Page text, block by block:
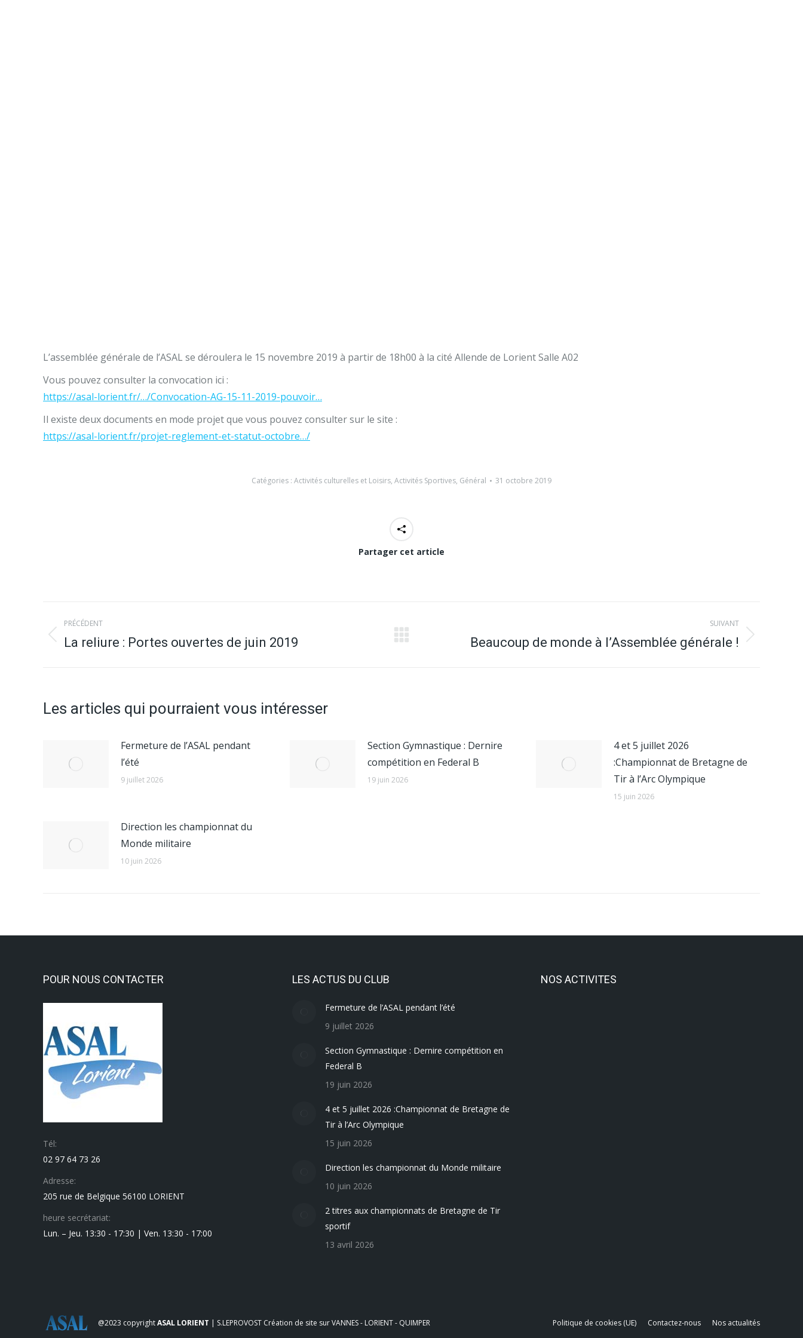
L’assemblée générale de l’ASAL se déroulera le 15 novembre 2019 à partir de 18h00 à la cité Allende de Lorient Salle A02
Vous pouvez consulter la convocation ici :
https://asal-lorient.fr/…/Convocation-AG-15-11-2019-pouvoir…
Il existe deux documents en mode projet que vous pouvez consulter sur le site :
https://asal-lorient.fr/projet-reglement-et-statut-octobre…/
Catégories : Activités culturelles et Loisirs, Activités Sportives, Général 31 octobre 2019
Partager cet article
Navigation
article
PRÉCÉDENT
Article
La reliure : Portes ouvertes de juin 2019
SUIVANT
Beaucoup de monde à l’Assemblée générale !
Les articles qui pourraient vous intéresser
Fermeture de l’ASAL pendant
l’été
9 juillet 2026
Section Gymnastique : Dernire
compétition en Federal B
19 juin 2026
4 et 5 juillet 2026
:Championnat de Bretagne de
Tir à l’Arc Olympique
15 juin 2026
Direction les championnat du
Monde militaire
10 juin 2026
POUR NOUS CONTACTER
Tél:
02 97 64 73 26
Adresse:
205 rue de Belgique 56100 LORIENT
heure secrétariat:
Lun. – Jeu. 13:30 - 17:30 | Ven. 13:30 - 17:00
LES ACTUS DU CLUB
Fermeture de l’ASAL pendant l’été
9 juillet 2026
Section Gymnastique : Dernire compétition en
Federal B
19 juin 2026
4 et 5 juillet 2026 :Championnat de Bretagne de
Tir à l’Arc Olympique
15 juin 2026
Direction les championnat du Monde militaire
10 juin 2026
2 titres aux championnats de Bretagne de Tir
sportif
13 avril 2026
NOS ACTIVITES
@2023 copyrightASAL LORIENT | S.LEPROVOST Création de site sur VANNES - LORIENT - QUIMPER Politique de cookies (UE) Contactez-nous Nos actualités